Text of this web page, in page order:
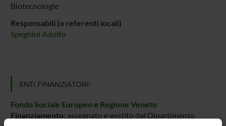
Biotecnologie
Responsabili (o referenti locali)
Speghini Adolfo
ENTI FINANZIATORI:
Fondo Sociale Europeo e Regione Veneto
Finanziamento: assegnato e gestito dal Dipartimento